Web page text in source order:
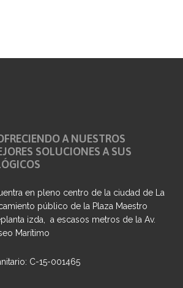
A NUESTROS
SOLUCIONES A SUS
en pleno centro de la ciudad de La
público de la Plaza Maestro
izda, a escasos metros de la Av.
Marítimo
C-15-001465